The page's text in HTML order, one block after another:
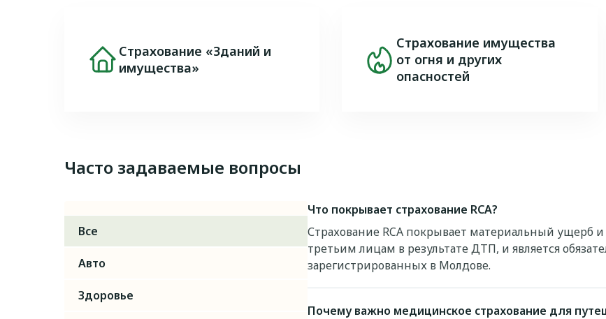
Image Страхование «Зданий и
имущества»
ImageСтрахование имущества
от огня и других
опасностей
Часто задаваемые вопросы
Все
Авто
Здоровье
Что покрывает страхование RCA?
Страхование RCA покрывает материальный ущерб
третьим лицам в результате ДТП, и является
зарегистрированных в Молдове.
Почему важно медицинское страхование для